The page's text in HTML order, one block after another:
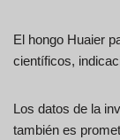
El hongo Huaier
científicos,
Los datos de la
también es